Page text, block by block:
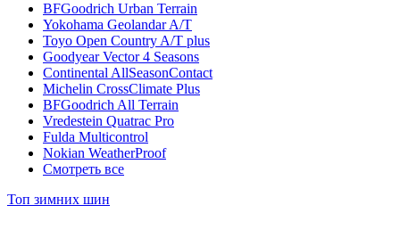
BFGoodrich Urban Terrain
Yokohama Geolandar A/T
Toyo Open Country A/T plus
Goodyear Vector 4 Seasons
Continental AllSeasonContact
Michelin CrossClimate Plus
BFGoodrich All Terrain
Vredestein Quatrac Pro
Fulda Multicontrol
Nokian WeatherProof
Смотреть все
Топ зимних шин